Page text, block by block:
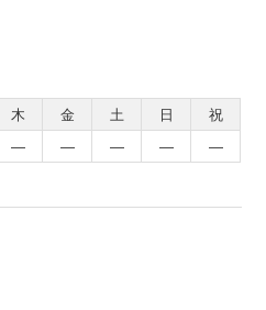
木 金 土 日
祝
― ― ― ― ―